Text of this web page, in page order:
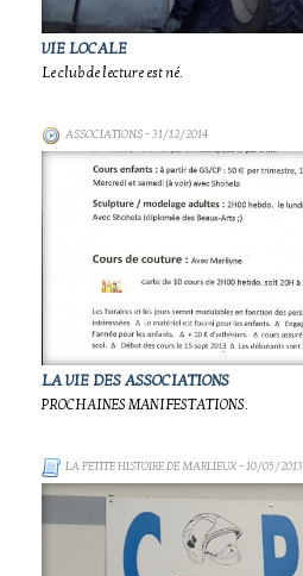
VIE LOCALE
Le club de lecture est né.
ASSOCIATIONS- 31/12/2014
LA VIE DES ASSOCIATIONS
PROCHAINES MANIFESTATIONS.
LA PETITE HISTOIRE DE MARLIEUX- 10/05/2013